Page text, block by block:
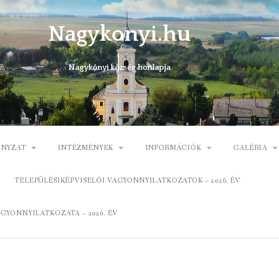
Nagykonyi.hu
Nagykónyi község honlapja
KÖZSÉG ÖNKORMÁNYZATA
INTÉZMÉNYEK
MŰVELŐDÉSI HÁZ
INFORMÁCIÓK
E-ÜGYINTÉZÉS
GALÉRIA
ESEMÉNYEK
TELEPÜLÉSIKÉPVISELŐI VAGYONNYILATKOZATOK – 2026. ÉV
– 2026. ÉV